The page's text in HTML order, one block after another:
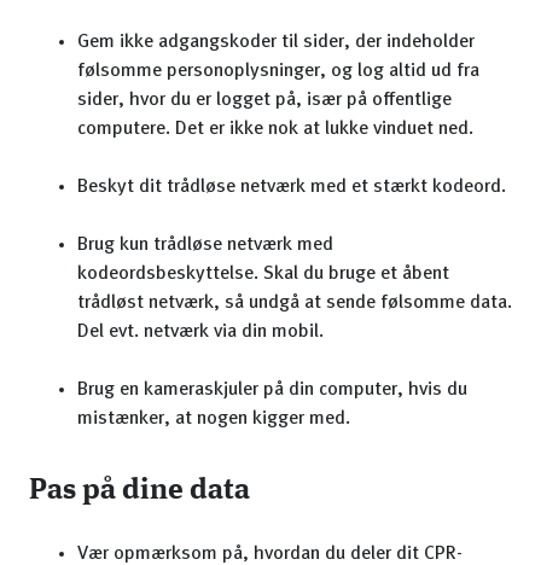
Gem ikke adgangskoder til sider, der indeholder
følsomme personoplysninger, og log altid ud fra
sider, hvor du er logget på, især på offentlige
computere. Det er ikke nok at lukke vinduet ned.
Beskyt dit trådløse netværk med et stærkt kodeord.
Brug kun trådløse netværk med
kodeordsbeskyttelse. Skal du bruge et åbent
trådløst netværk, så undgå at sende følsomme data.
Del evt. netværk via din mobil.
Brug en kameraskjuler på din computer, hvis du
mistænker, at nogen kigger med.
Pas på dine data
Vær opmærksom på, hvordan du deler dit CPR-